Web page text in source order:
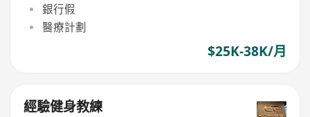
銀行假
醫療計劃
$25K-38K/月
經驗健身教練